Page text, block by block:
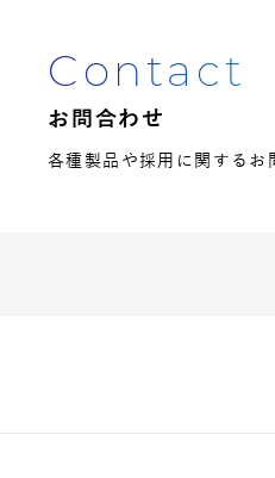
Contact
お問合わせ
各種製品や採用に関するお